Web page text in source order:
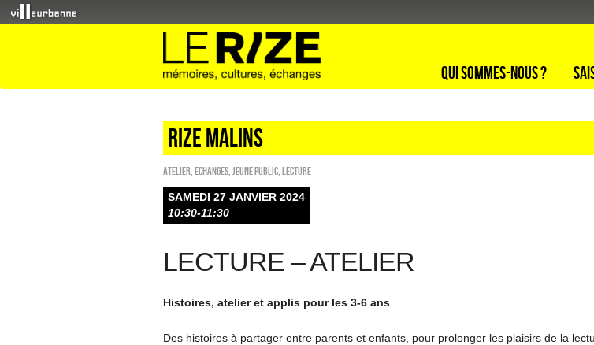
Qui sommes-nous ?
RIZE MALINS
Atelier ECHANGES Jeune public Lecture
SAMEDI 27 JANVIER 2024
10:30-11:30
LECTURE – ATELIER
Histoires, atelier et applis pour les 3-6 ans
Des histoires à partager entre parents et enfants, pour prolonger les plaisirs de la